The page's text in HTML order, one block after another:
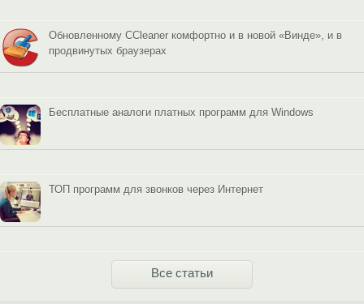
Обновленному CCleaner комфортно и в новой «Винде», и в
продвинутых браузерах
Бесплатные аналоги платных программ для Windows
ТОП программ для звонков через Интернет
Все статьи